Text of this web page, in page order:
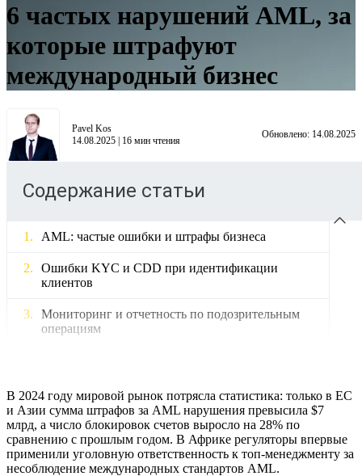
6 частых нарушений AML, за
которые штрафуют
международный бизнес
Pavel Kos
14.08.2025 | 16 мин чтения
Обновлено: 14.08.2025
Содержание статьи
AML: частые ошибки и штрафы бизнеса
Ошибки KYC и CDD при идентификации
клиентов
Мониторинг и отчетность по подозрительным
операциям
Пробелы в корпоративном комплаенсе
Нарушения хранения данных для AML
Новые регуляторные требования ЕС и Азии
В 2024 году мировой рынок потрясла статистика: только в ЕС
и Азии сумма штрафов за AML нарушения превысила $7
млрд, а число блокировок счетов выросло на 28% по
сравнению с прошлым годом. В Африке регуляторы впервые
применили уголовную ответственность к топ-менеджменту за
несоблюдение международных стандартов AML.